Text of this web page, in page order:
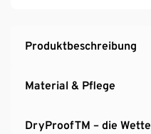
Ärmelabschluss
Abgerundete und
Produktbeschreibung
Material & Pflege
DryProofTM – die